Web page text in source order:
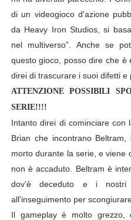
American Horror Story:
Logan: arriva
Recensione: Ritorno al
Segreti e curiosità delle
Ufficiale: Netflix alza i
di un videogioco d'azione
da Heavy Iron Studios, si
nel multiverso”. Anche se
questo gioco, posso dire che è
direi di trascurare i suoi difetti e
ATTENZIONE POSSIBILI
SERIE!!!!
Intanto direi di cominciare con
Brian che incontrano
morto durante la serie, e viene
non è accaduto. Beltram è
dov'è deceduto e i nostri
all'inseguimento per
Il gameplay è molto grezzo,